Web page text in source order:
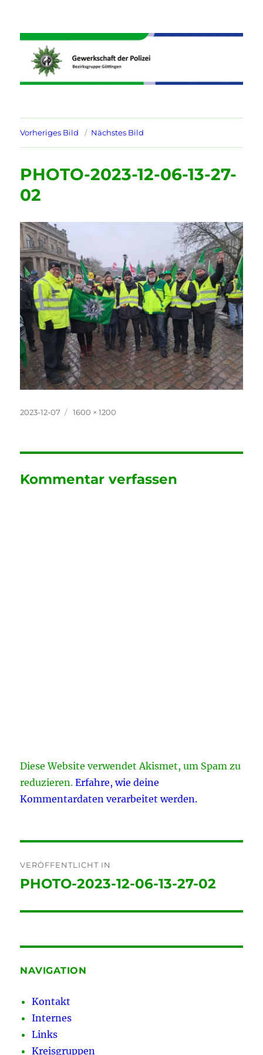
Informationen der GdP
Bezirksgruppe Göttingen
Vorheriges Bild Nächstes Bild
PHOTO-2023-12-06-13-27-
02
Veröffentlicht
2023-12-07 Originalgröße
1600 × 1200
Kommentar verfassen
Diese Website verwendet Akismet, um Spam zu
reduzieren.Erfahre, wie deine
Kommentardaten verarbeitet werden.
VERÖFFENTLICHT IN
PHOTO-2023-12-06-13-27-02
NAVIGATION
Kontakt
Internes
Links
Kreisgruppen